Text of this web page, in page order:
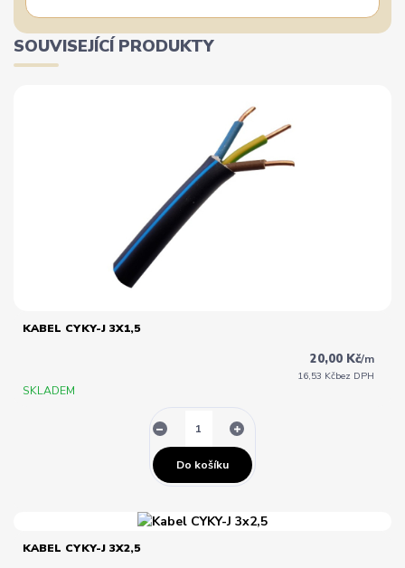
SOUVISEJÍCÍ PRODUKTY
KABEL CYKY-J 3X1,5
20,00 Kč/m
16,53 Kčbez DPH
SKLADEM
Do košíku
KABEL CYKY-J 3X2,5